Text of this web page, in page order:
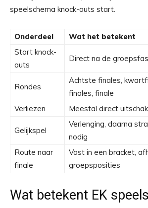
speelschema knock-outs start.
Onderdeel
Wat het betekent
Start knock-
outs
Direct na de
Rondes
Achtste finales,
finales, finale
Verliezen
Meestal direct
Gelijkspel
Verlenging, daarna
nodig
Route naar
finale
Vast in een bracket,
groepsposities
Wat betekent EK